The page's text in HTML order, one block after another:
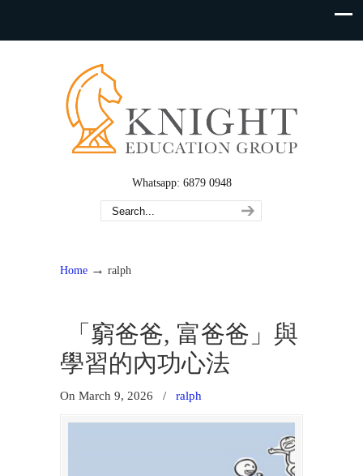
Whatsapp: 6879 0948
Home → ralph
「窮爸爸, 富爸爸」與
學習的內功心法
On March 9, 2026 / ralph